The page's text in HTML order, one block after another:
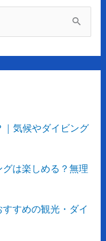
気候やダイビング
は楽しめる？無理
すめの観光・ダイ